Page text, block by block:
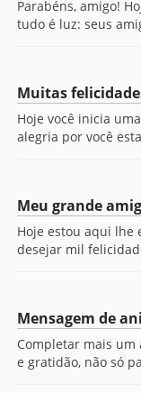
Parabéns, amigo!
tudo é luz: seus
Muitas
Hoje você inicia
alegria por você
Meu grande
Hoje estou aqui lhe
desejar mil
Mensagem de
Completar mais
e gratidão, não só